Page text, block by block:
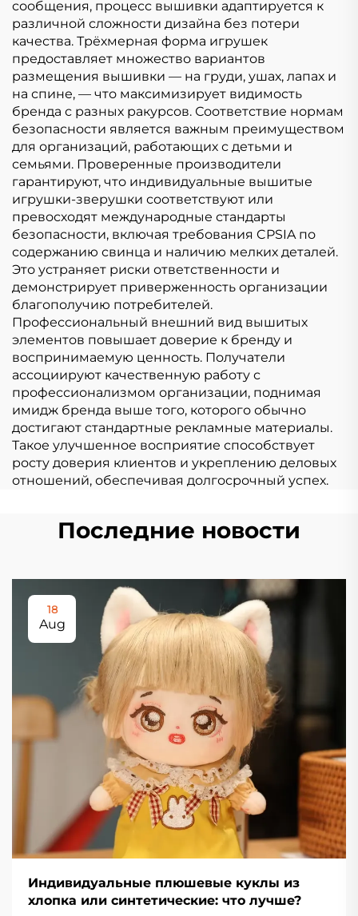
сообщения, процесс вышивки адаптируется к
различной сложности дизайна без потери
качества. Трёхмерная форма игрушек
предоставляет множество вариантов
размещения вышивки — на груди, ушах, лапах и
на спине, — что максимизирует видимость
бренда с разных ракурсов. Соответствие нормам
безопасности является важным преимуществом
для организаций, работающих с детьми и
семьями. Проверенные производители
гарантируют, что индивидуальные вышитые
игрушки-зверушки соответствуют или
превосходят международные стандарты
безопасности, включая требования CPSIA по
содержанию свинца и наличию мелких деталей.
Это устраняет риски ответственности и
демонстрирует приверженность организации
благополучию потребителей.
Профессиональный внешний вид вышитых
элементов повышает доверие к бренду и
воспринимаемую ценность. Получатели
ассоциируют качественную работу с
профессионализмом организации, поднимая
имидж бренда выше того, которого обычно
достигают стандартные рекламные материалы.
Такое улучшенное восприятие способствует
росту доверия клиентов и укреплению деловых
отношений, обеспечивая долгосрочный успех.
Последние новости
18
Aug
Индивидуальные плюшевые куклы из
хлопка или синтетические: что лучше?